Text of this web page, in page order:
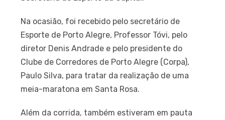
Na ocasião, foi recebido pelo secretário de
Esporte de Porto Alegre, Professor Tóvi, pelo
diretor Denis Andrade e pelo presidente do
Clube de Corredores de Porto Alegre (Corpa),
Paulo Silva, para tratar da realização de uma
meia-maratona em Santa Rosa.
Além da corrida, também estiveram em pauta